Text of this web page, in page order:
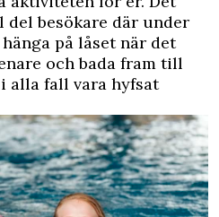
del besökare där under
på låset när det
och bada fram till
alla fall vara hyfsat